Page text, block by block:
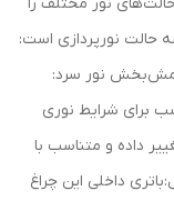
حالت نورپردازی است:
نور سرد:
برای شرایط نوری
داده و متناسب با
داخلی این چراغ